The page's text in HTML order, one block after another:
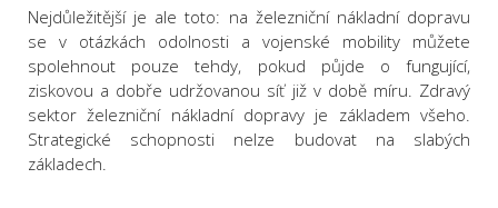
Nejdůležitější je ale toto: na železniční nákladní dopravu
se v otázkách odolnosti a vojenské mobility můžete
spolehnout pouze tehdy, pokud půjde o fungující,
ziskovou a dobře udržovanou síť již v době míru. Zdravý
sektor železniční nákladní dopravy je základem všeho.
Strategické schopnosti nelze budovat na slabých
základech.